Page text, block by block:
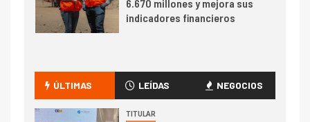
6.670 millones y mejora sus
indicadores financieros
camión 100% eléctrico para
transportar cátodos al Puerto
de San Antonio
ÚLTIMAS LEÍDAS NEGOCIOS
TITULAR